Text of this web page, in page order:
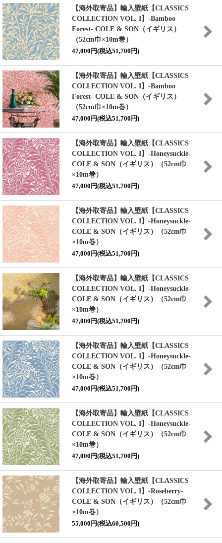
【海外取寄品】輸入壁紙【CLASSICS
COLLECTION VOL. I】 -Bamboo
Forest- COLE & SON（イギリス）
（52cm巾×10m巻）
47,000円(税込51,700円)
【海外取寄品】輸入壁紙【CLASSICS
COLLECTION VOL. I】 -Bamboo
Forest- COLE & SON（イギリス）
（52cm巾×10m巻）
47,000円(税込51,700円)
【海外取寄品】輸入壁紙【CLASSICS
COLLECTION VOL. I】 -Honeysuckle-
COLE & SON（イギリス）（52cm巾
×10m巻）
47,000円(税込51,700円)
【海外取寄品】輸入壁紙【CLASSICS
COLLECTION VOL. I】 -Honeysuckle-
COLE & SON（イギリス）（52cm巾
×10m巻）
47,000円(税込51,700円)
【海外取寄品】輸入壁紙【CLASSICS
COLLECTION VOL. I】 -Honeysuckle-
COLE & SON（イギリス）（52cm巾
×10m巻）
47,000円(税込51,700円)
【海外取寄品】輸入壁紙【CLASSICS
COLLECTION VOL. I】 -Honeysuckle-
COLE & SON（イギリス）（52cm巾
×10m巻）
47,000円(税込51,700円)
【海外取寄品】輸入壁紙【CLASSICS
COLLECTION VOL. I】 -Honeysuckle-
COLE & SON（イギリス）（52cm巾
×10m巻）
47,000円(税込51,700円)
【海外取寄品】輸入壁紙【CLASSICS
COLLECTION VOL. I】 -Roseberry-
COLE & SON（イギリス）（52cm巾
×10m巻）
55,000円(税込60,500円)